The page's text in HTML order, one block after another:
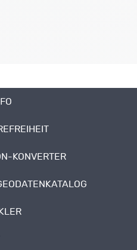
KONVERTER